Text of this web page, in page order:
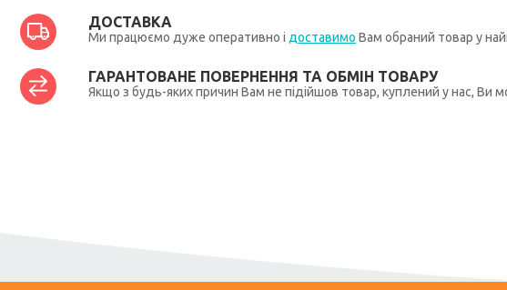
ДОСТАВКА
Ми працюємо дуже оперативно і доставимо Вам обраний товар у
ГАРАНТОВАНЕ ПОВЕРНЕННЯ ТА ОБМІН ТОВАРУ
Якщо з будь-яких причин Вам не підійшов товар, куплений у нас, Ви